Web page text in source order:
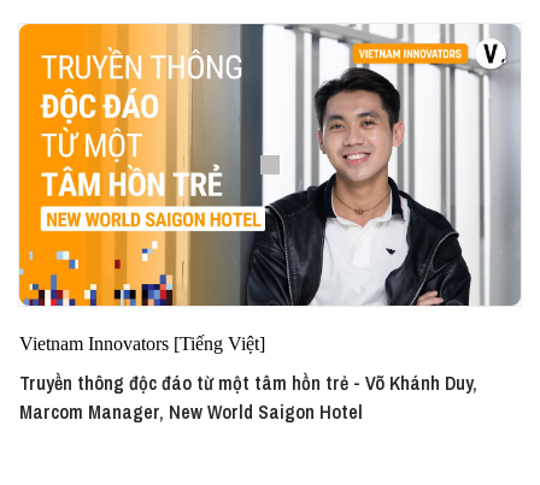
Vietnam Innovators [Tiếng Việt]
Truyền thông độc đáo từ một tâm hồn trẻ - Võ Khánh Duy,
Marcom Manager, New World Saigon Hotel